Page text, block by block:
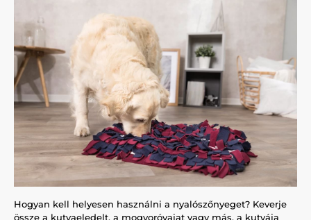
Hogyan kell helyesen használni a nyalószőnyeget? Keverje
össze a kutyaeledelt, a mogyoróvajat vagy más, a kutyája